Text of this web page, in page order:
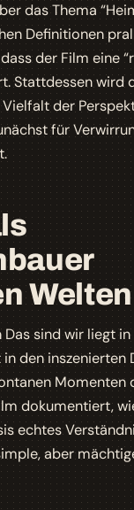
das Thema
Definitionen
der Film eine
Stattdessen wird
der
für
Welten
Das sind wirliegt in
den inszenierten
Momenten
dokumentiert,
echtes
aber